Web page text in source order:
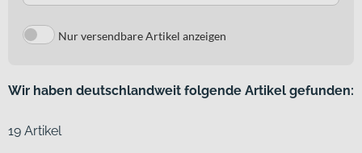
Nur versendbare Artikel anzeigen
Wir haben deutschlandweit folgende Artikel gefunden:
19 Artikel